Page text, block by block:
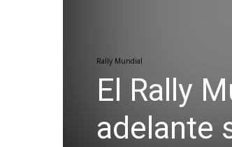
Rally Mundial
El Rally
adelante